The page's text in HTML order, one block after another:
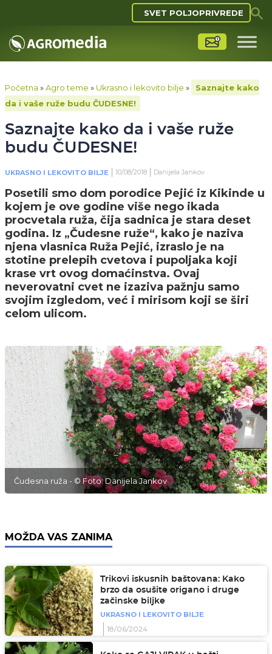
SVET POLJOPRIVREDE
Početna »Agro teme » Ukrasno i lekovito bilje »
Saznajte kako
da i vaše ruže budu ČUDESNE!
Saznajte kako da i vaše ruže
budu ČUDESNE!
UKRASNO I LEKOVITO BILJE 10/08/2018 Danijela Jankov
Posetili smo dom porodice Pejić iz Kikinde u
kojem je ove godine više nego ikada
procvetala ruža, čija sadnica je stara deset
godina. Iz „Čudesne ruže“, kako je naziva
njena vlasnica Ruža Pejić, izraslo je na
stotine prelepih cvetova i pupoljaka koji
krase vrt ovog domaćinstva. Ovaj
neverovatni cvet ne izaziva pažnju samo
svojim izgledom, već i mirisom koji se širi
celom ulicom.
Čudesna ruža - © Foto: Danijela Jankov
MOŽDA VAS ZANIMA
Trikovi iskusnih baštovana: Kako
brzo da osušite origano i druge
začinske biljke
UKRASNO I LEKOVITO BILJE
18/06/2024